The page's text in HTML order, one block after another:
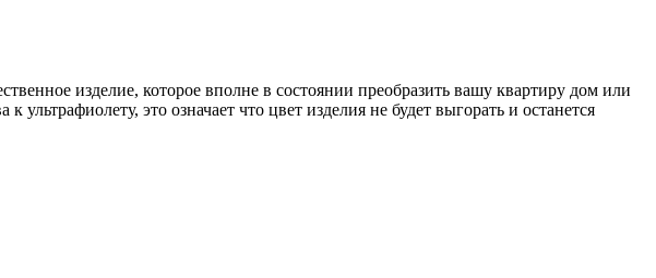
изделие, которое вполне в состоянии преобразить вашу квартиру дом или
это означает что цвет изделия не будет выгорать и останется